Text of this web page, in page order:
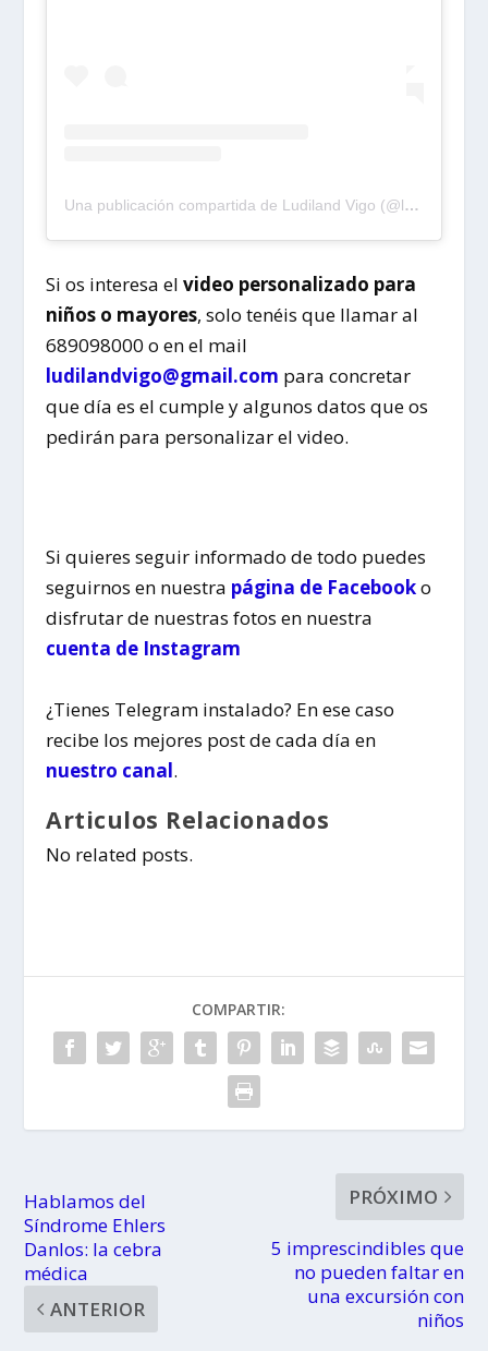
Una publicación compartida de Ludiland Vigo (@ludiland.vigo)
Si os interesa elvideo personalizado para
niños o mayores, solo tenéis que llamar al
689098000 o en el mail
ludilandvigo@gmail.com para concretar
que día es el cumple y algunos datos que os
pedirán para personalizar el video.
Si quieres seguir informado de todo puedes
seguirnos en nuestra página de Facebooko
disfrutar de nuestras fotos en nuestra
cuenta de Instagram
¿Tienes Telegram instalado? En ese caso
recibe los mejores post de cada día en
nuestro canal.
Articulos Relacionados
No related posts.
COMPARTIR:
Hablamos del
Síndrome Ehlers
Danlos: la cebra
médica
ANTERIOR
PRÓXIMO
5 imprescindibles que
no pueden faltar en
una excursión con
niños